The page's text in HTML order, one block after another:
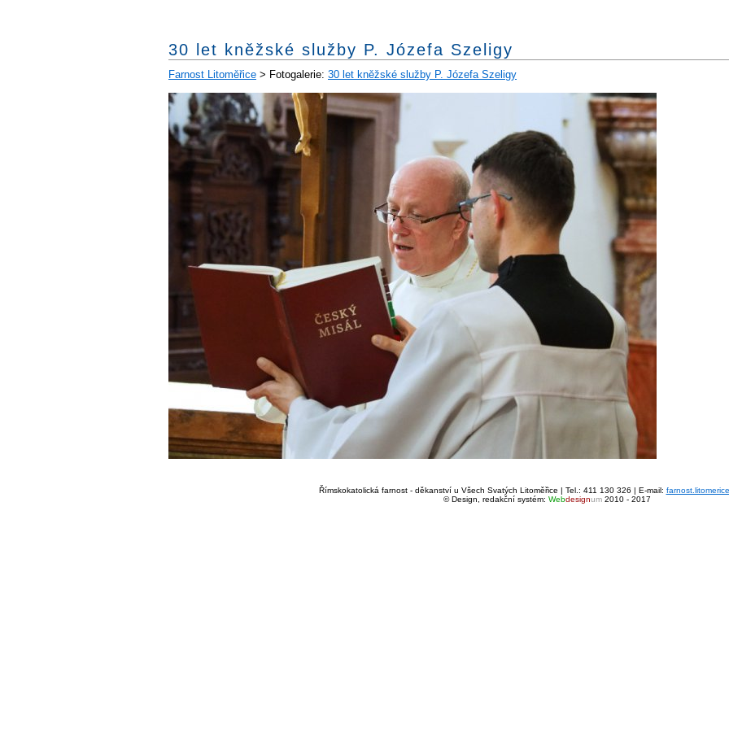
30 let kněžské služby P. Józefa Szeligy
Farnost Litoměřice > Fotogalerie: 30 let kněžské služby P. Józefa Szeligy
Římskokatolická farnost - děkanství u Všech Svatých Litoměřice | Tel.: 411 130 326 | E-mail:
© Design, redakční systém: Webdesignum2010 - 2017